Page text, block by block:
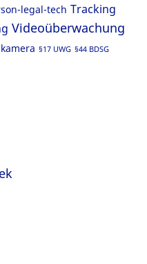
legal-tech Tracking
Videoüberwachung
§17 UWG §44 BDSG